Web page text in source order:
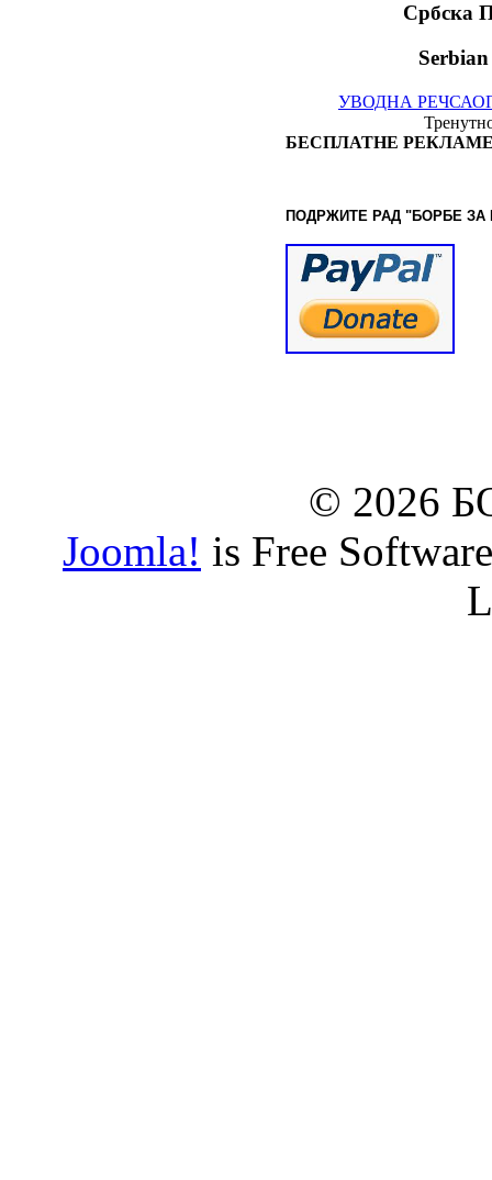
Србска
УВОДНА РЕЧ
БЕСПЛАТНЕ
ПОДРЖИТЕ РАД "БОРБЕ ЗА
© 2026
Joomla! is Free